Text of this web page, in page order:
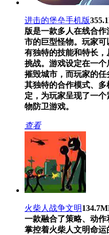
进击的堡垒手机版
版是一款多人在线合
市的巨型怪物。玩家
有独特的技能和特长
挑战。游戏设定在一
摧毁城市，而玩家的
其独特的合作模式、
定，为玩家呈现了一
物防卫游戏。
查看
火柴人战争文明
一款融合了策略、动
掌控着火柴人文明命